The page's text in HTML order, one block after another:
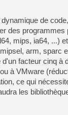
de
des
mips, ia64, ...)
arm, sparc
facteur cinq à
à VMware
ce qui
les